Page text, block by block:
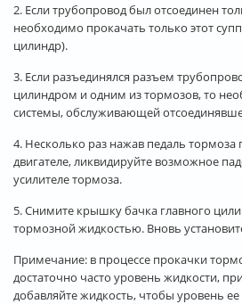
2. Если трубопровод был отсоединен
необходимо прокачать только этот
цилиндр).
3. Если разъединялся разъем
цилиндром и одним из тормозов, то
системы, обслуживающей
4. Несколько раз нажав педаль
двигателе, ликвидируйте возможное
усилителе тормоза.
5. Снимите крышку бачка главного
тормозной жидкостью. Вновь
Примечание: в процессе прокачки
достаточно часто уровень жидкости,
добавляйте жидкость, чтобы уровень